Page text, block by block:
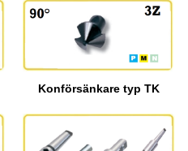
Konförsänkare typ TK